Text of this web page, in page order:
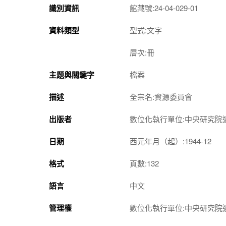
識別資訊 館藏號:24-04-029-01
資料類型 型式:文字
層次:冊
主題與關鍵字 檔案
描述 全宗名:資源委員會
出版者 數位化執行單位:中央研究院
日期 西元年月（起）:1944-12
格式 頁數:132
語言 中文
管理權 數位化執行單位:中央研究院